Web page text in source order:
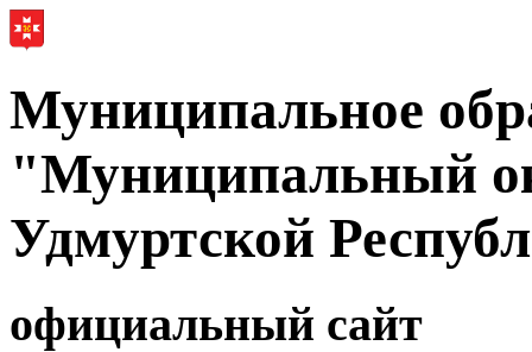
Муниципальное
"Муниципальный
Удмуртской
официальный сайт